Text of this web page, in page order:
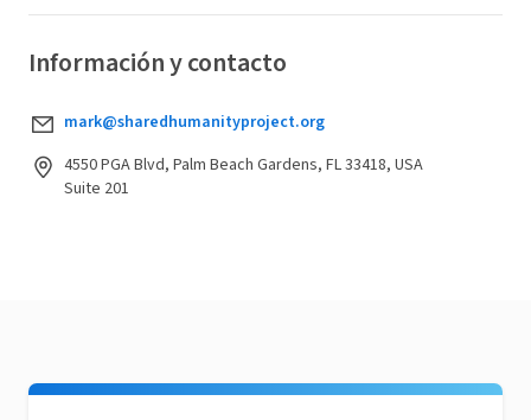
Información y contacto
mark@sharedhumanityproject.org
4550 PGA Blvd, Palm Beach Gardens, FL 33418, USA
Suite 201